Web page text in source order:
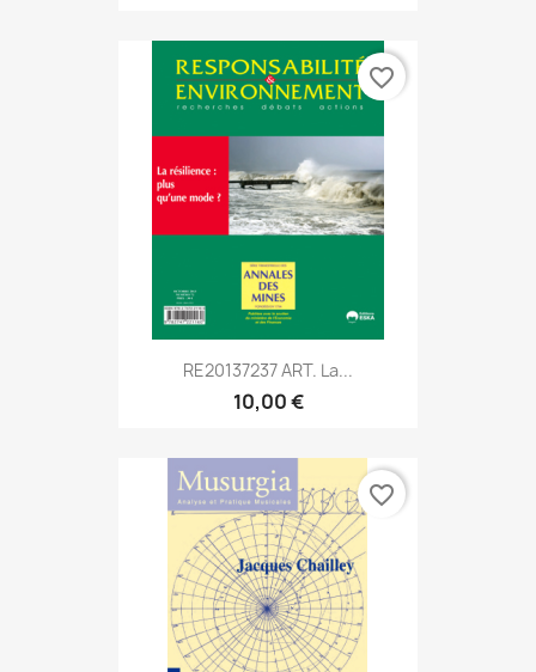
RE20137237 ART. La...
10,00 €
favorite_border
favorite_border